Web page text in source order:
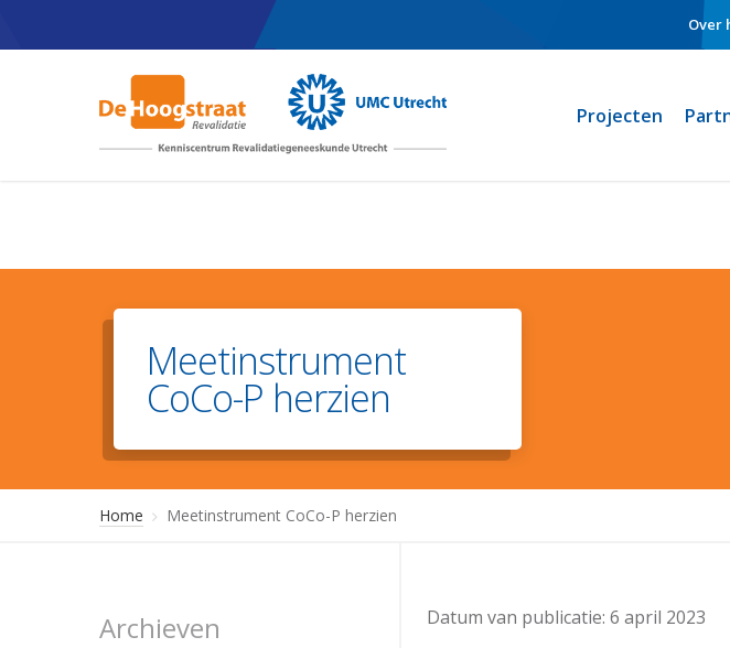
to
Over
Projecten
Meetinstrument
CoCo-P herzien
Home Meetinstrument CoCo-P herzien
Archieven Datum van publicatie: 6 april 2023